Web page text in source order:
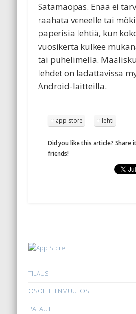
Satamaopas. Enää ei
raahata veneelle tai
paperisia lehtiä, kun
vuosikerta kulkee
tai puhelimella.
lehdet on ladattavissa
Android-laitteilla.
app store lehti
Did you like this article? Share
friends!
TILAUS
OSOITTEENMUUTOS
PALAUTE